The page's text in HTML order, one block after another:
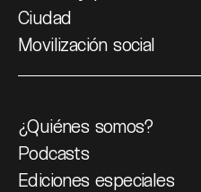
Ciudad
Movilización social
¿Quiénes somos?
Podcasts
Ediciones especiales